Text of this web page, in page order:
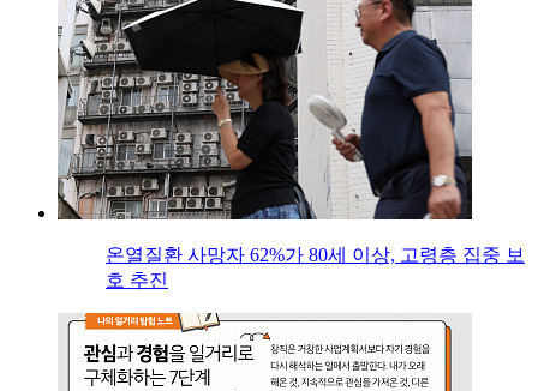
온열질환 사망자 62%가 80세 이상, 고령층 집중 보
호 추진